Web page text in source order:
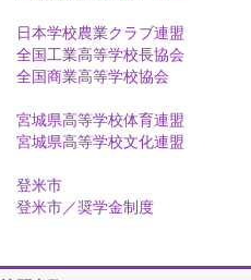
日本学校農業クラブ連盟
全国工業高等学校長協会
全国商業高等学校協会
宮城県高等学校体育連盟
宮城県高等学校文化連盟
登米市
登米市／奨学金制度